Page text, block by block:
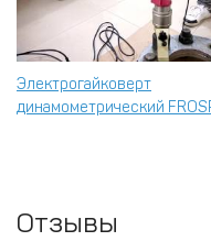
Электрогайковерт
динамометрический
Отзывы